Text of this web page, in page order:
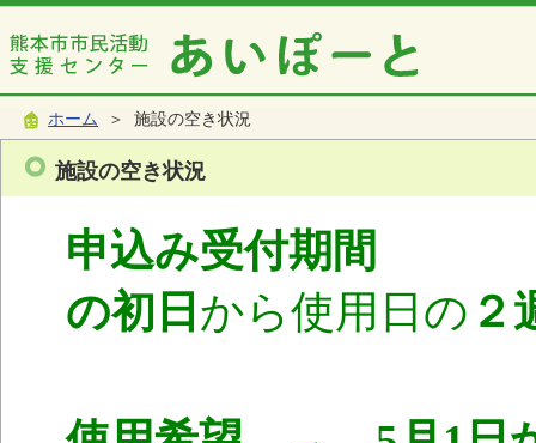
ホーム ＞ 施設の空き状況
施設の空き状況
申込み受付期間
の初日 から使用日の ２